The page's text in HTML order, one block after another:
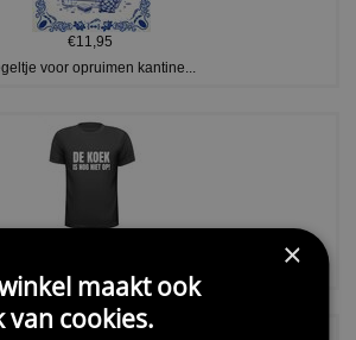
€11,95
voor opruimen kantine...
×
maakt ook
van cookies.